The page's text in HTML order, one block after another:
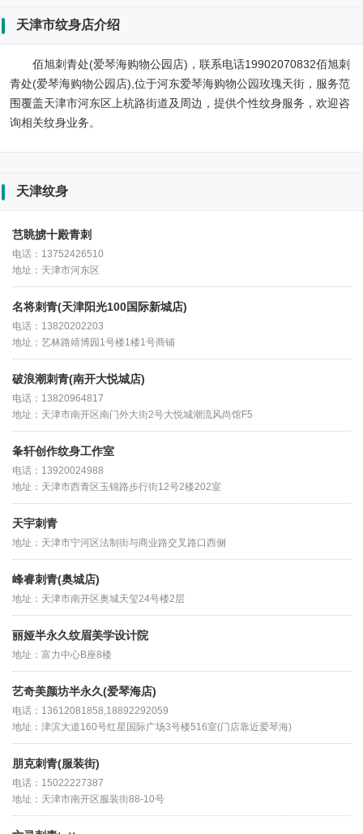
天津市纹身店介绍
佰旭刺青处(爱琴海购物公园店)，联系电话19902070832佰旭刺
青处(爱琴海购物公园店),位于河东爱琴海购物公园玫瑰天街，服务范
围覆盖天津市河东区上杭路街道及周边，提供个性纹身服务，欢迎咨
询相关纹身业务。
天津纹身
芑眺掳十殿青刺
电话：13752426510
地址：天津市河东区
名将刺青(天津阳光100国际新城店)
电话：13820202203
地址：艺林路靖博园1号楼1楼1号商铺
破浪潮刺青(南开大悦城店)
电话：13820964817
地址：天津市南开区南门外大街2号大悦城潮流风尚馆F5
夆轩创作纹身工作室
电话：13920024988
地址：天津市西青区玉锦路步行街12号2楼202室
天宇刺青
地址：天津市宁河区法制街与商业路交叉路口西侧
峰睿刺青(奥城店)
地址：天津市南开区奥城天玺24号楼2层
丽娅半永久纹眉美学设计院
地址：富力中心B座8楼
艺奇美颜坊半永久(爱琴海店)
电话：13612081858,18892292059
地址：津滨大道160号红星国际广场3号楼516室(门店靠近爱琴海)
朋克刺青(服装街)
电话：15022227387
地址：天津市南开区服装街88-10号